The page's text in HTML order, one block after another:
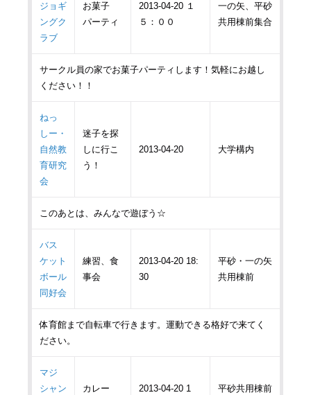
ジョギ
ングク
ラブ
お菓子
パーティ
2013-04-20 １
５：００
一の矢、平砂
共用棟前集合
サークル員の家でお菓子パーティします！気軽にお越し
ください！！
ねっ
しー・
自然教
育研究
会
迷子を探
しに行こ
う！
2013-04-20 大学構内
このあとは、みんなで遊ぼう☆
バス
ケット
ボール
同好会
練習、食
事会
2013-04-20 18:
30
平砂・一の矢
共用棟前
体育館まで自転車で行きます。運動できる格好で来てく
ださい。
マジ
シャン
カレー
2013-04-20 1
平砂共用棟前